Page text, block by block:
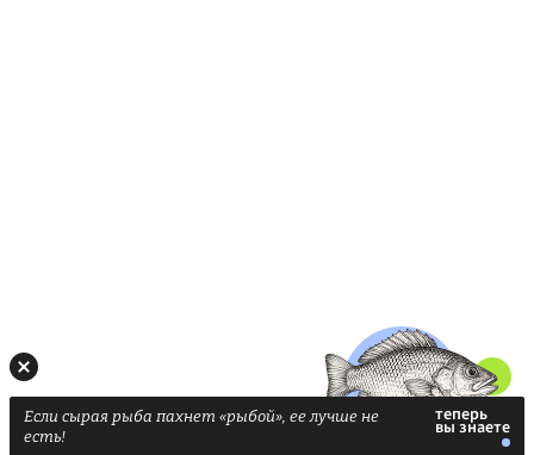
Если сырая рыба пахнет «рыбой», ее лучше не
есть!